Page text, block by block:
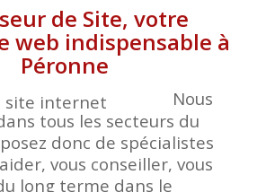
de Site, votre
web indispensable à
Péronne
Nous
tous les secteurs du
donc de spécialistes
vous conseiller, vous
long terme dans le